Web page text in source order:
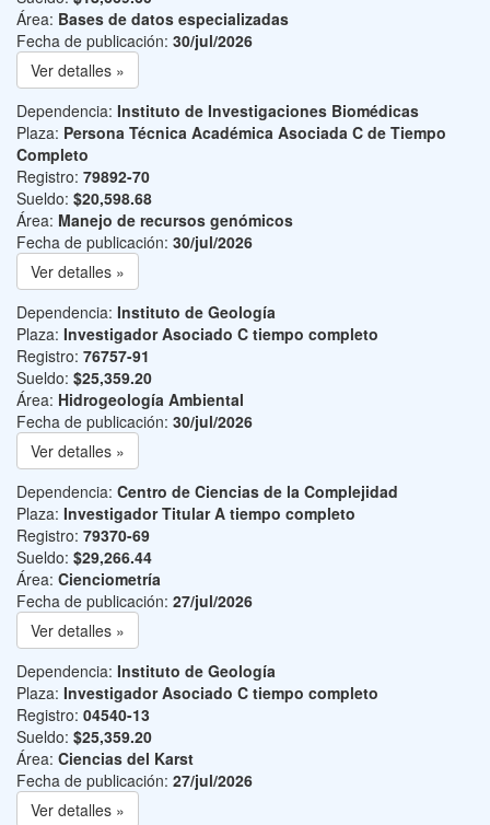
Área: Bases de datos especializadas
Fecha de publicación: 30/jul/2026
Ver detalles »
Dependencia: Instituto de Investigaciones Biomédicas
Plaza: Persona Técnica Académica Asociada C de Tiempo
Completo
Registro: 79892-70
Sueldo: $20,598.68
Área: Manejo de recursos genómicos
Fecha de publicación: 30/jul/2026
Ver detalles »
Dependencia: Instituto de Geología
Plaza: Investigador Asociado C tiempo completo
Registro: 76757-91
Sueldo: $25,359.20
Área: Hidrogeología Ambiental
Fecha de publicación: 30/jul/2026
Ver detalles »
Dependencia: Centro de Ciencias de la Complejidad
Plaza: Investigador Titular A tiempo completo
Registro: 79370-69
Sueldo: $29,266.44
Área: Cienciometría
Fecha de publicación: 27/jul/2026
Ver detalles »
Dependencia: Instituto de Geología
Plaza: Investigador Asociado C tiempo completo
Registro: 04540-13
Sueldo: $25,359.20
Área: Ciencias del Karst
Fecha de publicación: 27/jul/2026
Ver detalles »